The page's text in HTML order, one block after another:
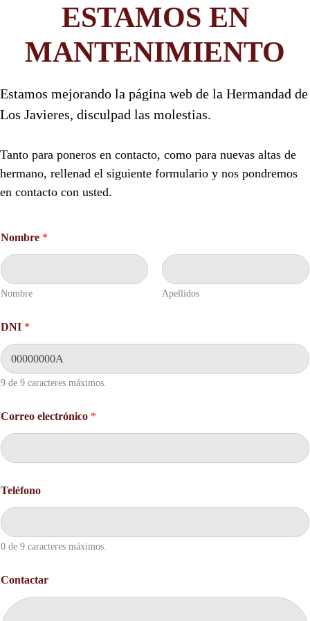
ESTAMOS EN
MANTENIMIENTO
Estamos mejorando la página web de la Hermandad de
Los Javieres, disculpad las molestias.
Tanto para poneros en contacto, como para nuevas altas de
hermano, rellenad el siguiente formulario y nos pondremos
en contacto con usted.
T
l
é
f
o
C
o
r
r
o
Nombre *
Nombre Apellidos
DNI *
9 de 9 caracteres máximos.
Correo electrónico *
Teléfono
0 de 9 caracteres máximos.
Contactar